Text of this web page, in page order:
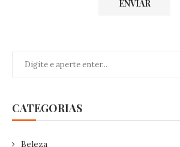
CATEGORIAS
Beleza